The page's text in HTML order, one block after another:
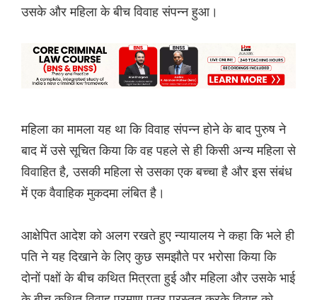
उसके और महिला के बीच विवाह संपन्न हुआ।
महिला का मामला यह था कि विवाह संपन्न होने के बाद पुरुष ने
बाद में उसे सूचित किया कि वह पहले से ही किसी अन्य महिला से
विवाहित है, उसकी महिला से उसका एक बच्चा है और इस संबंध
में एक वैवाहिक मुकदमा लंबित है।
आक्षेपित आदेश को अलग रखते हुए न्यायालय ने कहा कि भले ही
पति ने यह दिखाने के लिए कुछ समझौते पर भरोसा किया कि
दोनों पक्षों के बीच कथित मित्रता हुई और महिला और उसके भाई